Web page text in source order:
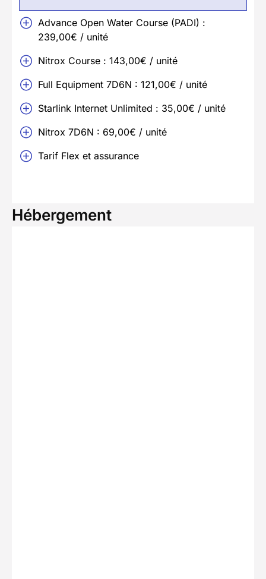
Advance Open Water Course (PADI) :
239,00€ / unité
Nitrox Course : 143,00€ / unité
Full Equipment 7D6N : 121,00€ / unité
Starlink Internet Unlimited : 35,00€ / unité
Nitrox 7D6N : 69,00€ / unité
Tarif Flex et assurance
Hébergement